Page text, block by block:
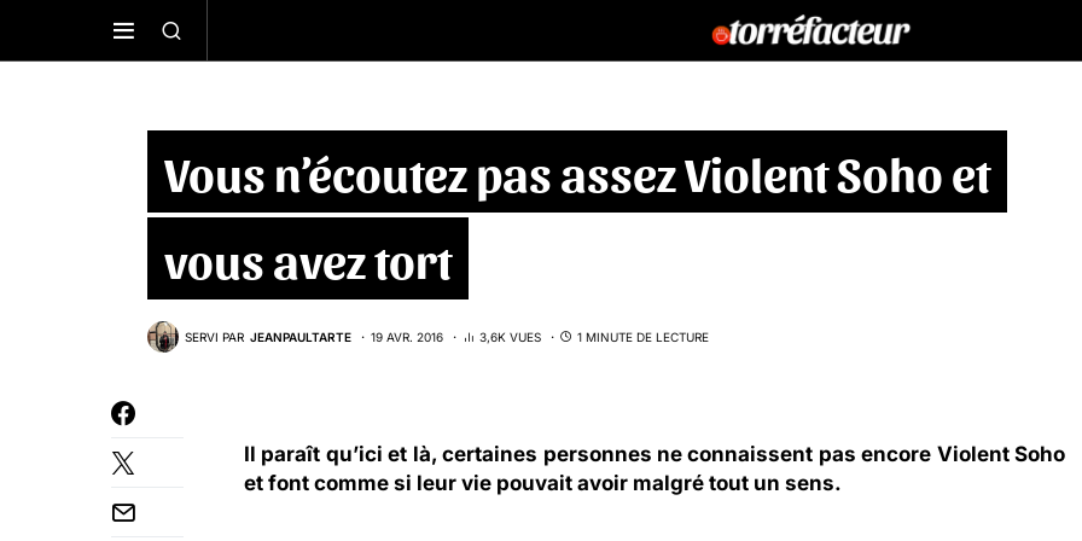
Vous n’écoutez pas assez Violent Soho et
vous avez tort
SERVI PAR JEANPAULTARTE 19 AVR. 2016 3,6K VUES 1 MINUTE DE LECTURE
Il paraît qu’ici et là, certaines personnes ne connaissent pas encore Violent Soho
et font comme si leur vie pouvait avoir malgré tout un sens.